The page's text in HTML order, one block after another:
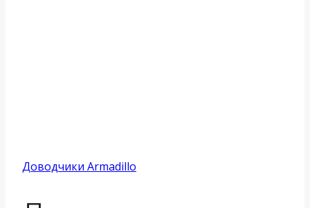
Доводчики Armadillo